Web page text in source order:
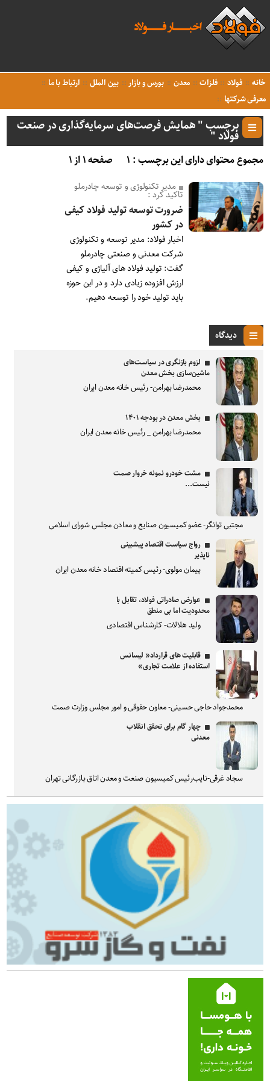
خانه فولاد فلزات معدن بورس و بازار بین الملل
ارتباط با ما
معرفی شرکتها
برچسب " همایش فرصت‌های سرمایه‌گذاری در صنعت
فولاد "
مجموع محتوای دارای این برچسب : ۱ صفحه ۱ از ۱
مدیر تکنولوژی و توسعه چادرملو
تاکید کرد :
ضرورت توسعه تولید فولاد کیفی
در کشور
اخبار فولاد: مدیر توسعه و تکنولوژی
شرکت معدنی و صنعتی چادرملو
گفت: تولید فولاد های آلیاژی و کیفی
ارزش افزوده زیادی دارد و در این حوزه
باید تولید خود را توسعه دهیم.
دیدگاه
لزوم بازنگری در سیاست‌های
ماشین‌سازی بخش معدن
محمدرضا بهرامن- رئیس خانه معدن ایران
بخش معدن در بودجه ۱۴۰۱
محمدرضا بهرامن _ رئیس خانه معدن ایران
مشت خودرو نمونه خروار صمت
نیست...
مجتبی توانگر- عضو کمیسیون صنایع و معادن مجلس شورای اسلامی
رواج سیاست اقتصاد پیشبینی
ناپذیر
پیمان مولوی- رئیس کمیته اقتصاد خانه معدن ایران
عوارض صادراتی فولاد، تقابل با
محدودیت اما بی منطق
ولید هلالات- کارشناس اقتصادی
قابلیت های قرارداد« لیسانس
استفاده از علامت تجاری»
محمدجواد حاجی حسینی- معاون حقوقی و امور مجلس وزارت صمت
چهار گام برای تحقق انقلاب
معدنی
سجاد غرقی-نایب‌رئیس کمیسیون صنعت و معدن اتاق بازرگانی تهران